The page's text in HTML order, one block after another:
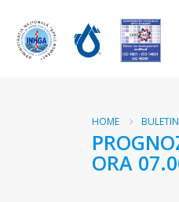
HOME
ORA